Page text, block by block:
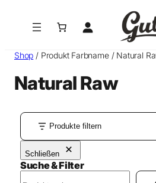
Shop / Produkt Farbname / Natural
Natural Raw
Produkte filtern
Schließen
Suche & Filter